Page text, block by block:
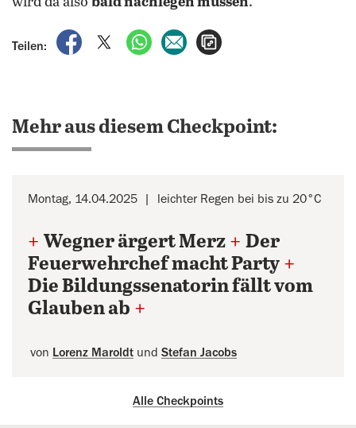
Teilen:
auf Facebook teilen
auf X teilenper WhatsApp teilen
per E-Mail teilen
Mehr aus diesem Checkpoint:
Montag, 14.04.2025 leichter Regen bei bis zu 20°C
+ Wegner ärgert Merz + Der
Feuerwehrchef macht Party +
Die Bildungssenatorin fällt vom
Glauben ab +
von Lorenz Maroldt und Stefan Jacobs
Alle Checkpoints